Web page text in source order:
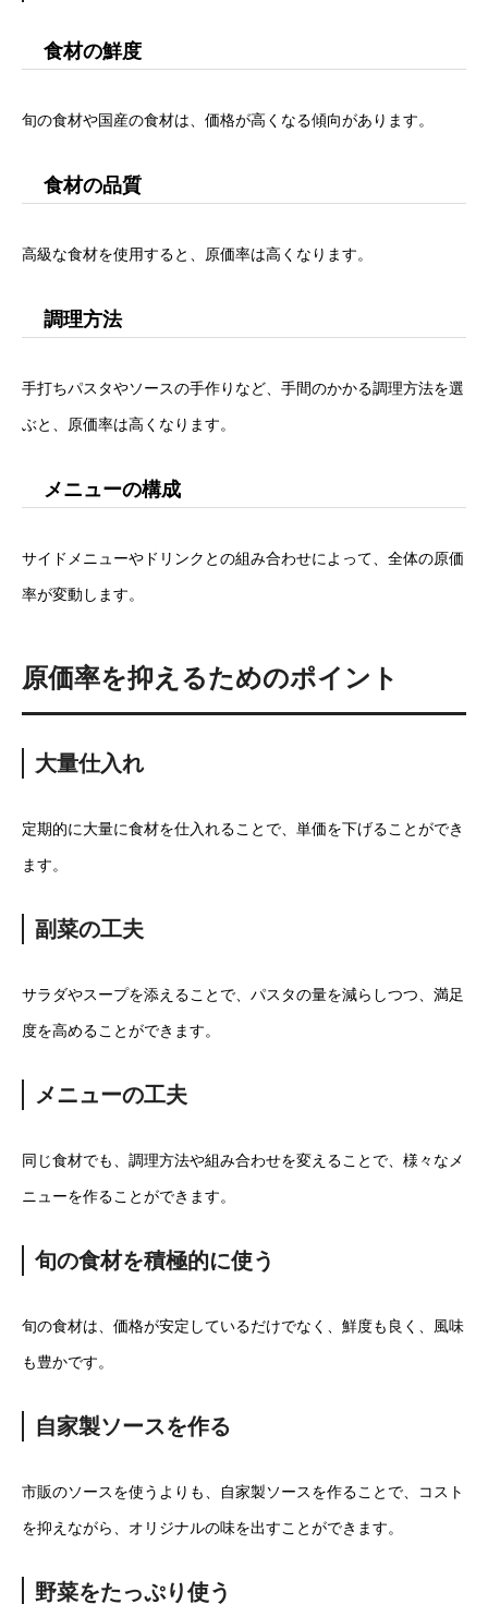
食材の鮮度
旬の食材や国産の食材は、価格が高くなる傾向があります。
食材の品質
高級な食材を使用すると、原価率は高くなります。
調理方法
手打ちパスタやソースの手作りなど、手間のかかる調理方法を選
ぶと、原価率は高くなります。
メニューの構成
サイドメニューやドリンクとの組み合わせによって、全体の原価
率が変動します。
原価率を抑えるためのポイント
大量仕入れ
定期的に大量に食材を仕入れることで、単価を下げることができ
ます。
副菜の工夫
サラダやスープを添えることで、パスタの量を減らしつつ、満足
度を高めることができます。
メニューの工夫
同じ食材でも、調理方法や組み合わせを変えることで、様々なメ
ニューを作ることができます。
旬の食材を積極的に使う
旬の食材は、価格が安定しているだけでなく、鮮度も良く、風味
も豊かです。
自家製ソースを作る
市販のソースを使うよりも、自家製ソースを作ることで、コスト
を抑えながら、オリジナルの味を出すことができます。
野菜をたっぷり使う